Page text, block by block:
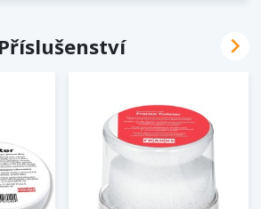
Příslušenství 